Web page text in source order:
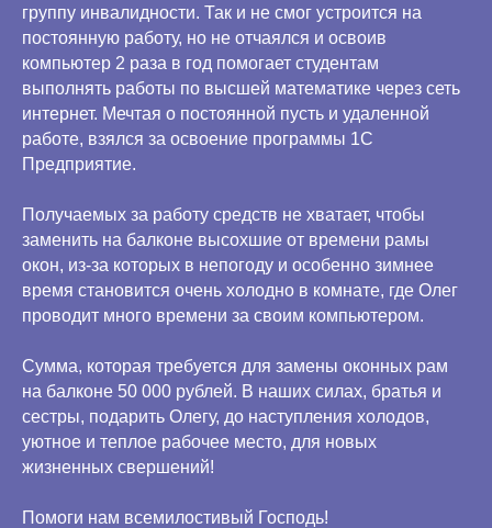
группу инвалидности. Так и не смог устроится на
постоянную работу, но не отчаялся и освоив
компьютер 2 раза в год помогает студентам
выполнять работы по высшей математике через сеть
интернет. Мечтая о постоянной пусть и удаленной
работе, взялся за освоение программы 1С
Предприятие.
Получаемых за работу средств не хватает, чтобы
заменить на балконе высохшие от времени рамы
окон, из-за которых в непогоду и особенно зимнее
время становится очень холодно в комнате, где Олег
проводит много времени за своим компьютером.
Сумма, которая требуется для замены оконных рам
на балконе 50 000 рублей. В наших силах, братья и
сестры, подарить Олегу, до наступления холодов,
уютное и теплое рабочее место, для новых
жизненных свершений!
Помоги нам всемилостивый Господь!